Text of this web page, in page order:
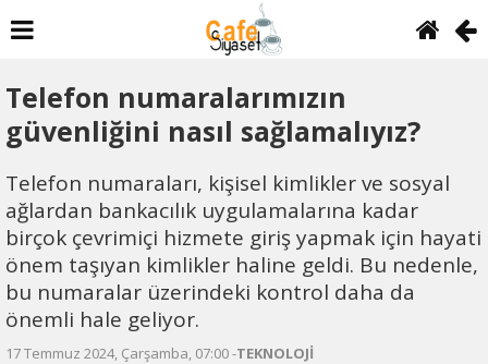
Telefon numaralarımızın
güvenliğini nasıl sağlamalıyız?
Telefon numaraları, kişisel kimlikler ve sosyal
ağlardan bankacılık uygulamalarına kadar
birçok çevrimiçi hizmete giriş yapmak için hayati
önem taşıyan kimlikler haline geldi. Bu nedenle,
bu numaralar üzerindeki kontrol daha da
önemli hale geliyor.
17 Temmuz 2024, Çarşamba, 07:00 -TEKNOLOJİ